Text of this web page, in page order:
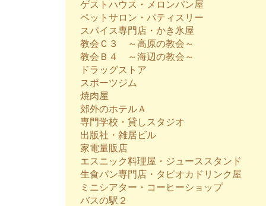
ゲストハウス・メロンパン屋
ペットサロン・パティスリー
スパイス専門店・かき氷屋
教会Ｃ３ ～高原の教会～
教会Ｂ４ ～海辺の教会～
ドラッグストア
スポーツジム
焼肉屋
郊外のホテルＡ
専門学校・貸しスタジオ
出版社・雑居ビル
家電量販店
エスニック料理屋・ジューススタンド
生食パン専門店・タピオカドリンク屋
ミニシアター・コーヒーショップ
バスの駅２